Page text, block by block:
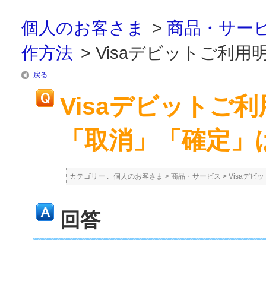
個人のお客さま > 商品・サー
作方法 > Visaデビットご利用
戻る
Visaデビットご利
「取消」「確定
カテゴリー : 個人のお客さま > 商品・サービス > Visaデビッ
回答